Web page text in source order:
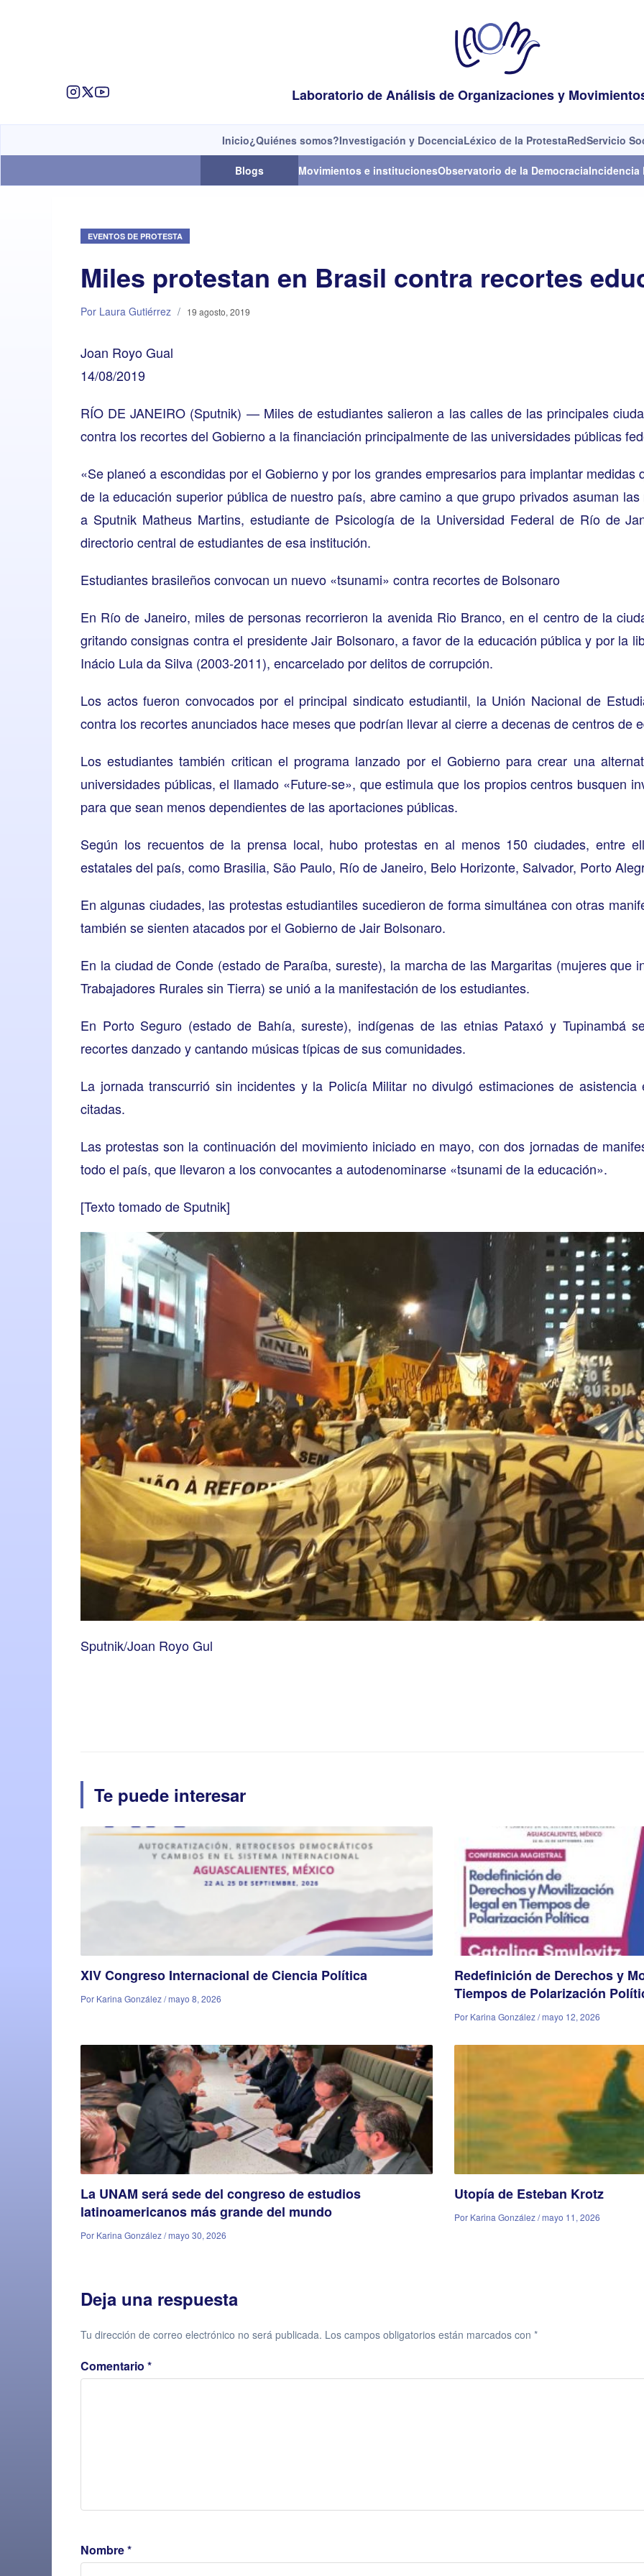
Laboratorio de Análisis de Organizaciones y
Inicio¿Quiénes somos?Investigación y DocenciaLéxico de la ProtestaRedServicio
Blogs Movimientos e institucionesObservatorio de la DemocraciaIncidencia
EVENTOS DE PROTESTA
Miles protestan en Brasil contra recortes
Por Laura Gutiérrez / 19 agosto, 2019
Joan Royo Gual
14/08/2019
RÍO DE JANEIRO (Sputnik) — Miles de estudiantes salieron a las calles de las principales
contra los recortes del Gobierno a la financiación principalmente de las universidades públicas
«Se planeó a escondidas por el Gobierno y por los grandes empresarios para implantar medidas
de la educación superior pública de nuestro país, abre camino a que grupo privados asuman
a Sputnik Matheus Martins, estudiante de Psicología de la Universidad Federal de Río de
directorio central de estudiantes de esa institución.
Estudiantes brasileños convocan un nuevo «tsunami» contra recortes de Bolsonaro
En Río de Janeiro, miles de personas recorrieron la avenida Rio Branco, en el centro de la
gritando consignas contra el presidente Jair Bolsonaro, a favor de la educación pública y por la
Inácio Lula da Silva (2003-2011), encarcelado por delitos de corrupción.
Los actos fueron convocados por el principal sindicato estudiantil, la Unión Nacional de
contra los recortes anunciados hace meses que podrían llevar al cierre a decenas de centros de
Los estudiantes también critican el programa lanzado por el Gobierno para crear una
universidades públicas, el llamado «Future-se», que estimula que los propios centros busquen
para que sean menos dependientes de las aportaciones públicas.
Según los recuentos de la prensa local, hubo protestas en al menos 150 ciudades, entre
estatales del país, como Brasilia, São Paulo, Río de Janeiro, Belo Horizonte, Salvador, Porto
En algunas ciudades, las protestas estudiantiles sucedieron de forma simultánea con otras
también se sienten atacados por el Gobierno de Jair Bolsonaro.
En la ciudad de Conde (estado de Paraíba, sureste), la marcha de las Margaritas (mujeres que
Trabajadores Rurales sin Tierra) se unió a la manifestación de los estudiantes.
En Porto Seguro (estado de Bahía, sureste), indígenas de las etnias Pataxó y Tupinambá
recortes danzado y cantando músicas típicas de sus comunidades.
La jornada transcurrió sin incidentes y la Policía Militar no divulgó estimaciones de
citadas.
Las protestas son la continuación del movimiento iniciado en mayo, con dos jornadas de
todo el país, que llevaron a los convocantes a autodenominarse «tsunami de la educación».
[Texto tomado de Sputnik]
Sputnik/Joan Royo Gul
Te puede interesar
XIV Congreso Internacional de Ciencia Política
Por Karina González / mayo 8, 2026
Redefinición de Derechos y
Tiempos de Polarización
Por Karina González / mayo 12, 2026
La UNAM será sede del congreso de estudios
latinoamericanos más grande del mundo
Por Karina González / mayo 30, 2026
Utopía de Esteban Krotz
Por Karina González / mayo 11, 2026
Deja una respuesta
Tu dirección de correo electrónico no será publicada. Los campos obligatorios están marcados con *
Comentario *
Nombre*